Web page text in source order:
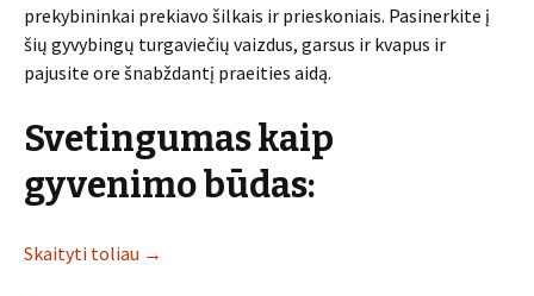
prekybininkai prekiavo šilkais ir prieskoniais. Pasinerkite į
šių gyvybingų turgaviečių vaizdus, garsus ir kvapus ir
pajusite ore šnabždantį praeities aidą.
Svetingumas kaip
gyvenimo būdas:
Skaityti toliau →